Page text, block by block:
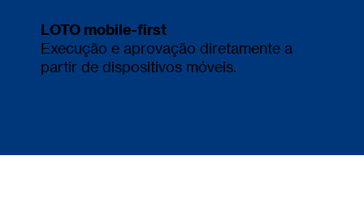
LOTO mobile-ﬁrst
Execução e aprovação diretamente a
partir de dispositivos móveis.